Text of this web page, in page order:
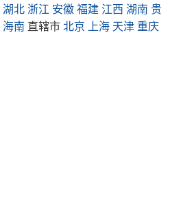
湖北 浙江 安徽福建 江西 湖南 贵
海南 直辖市北京 上海 天津 重庆